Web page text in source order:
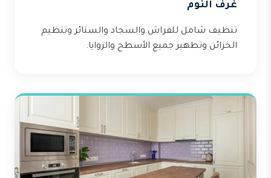
غرف النوم
تنظيف شامل للفراش والسجاد والستائر وتنظيم
الخزائن وتطهير جميع الأسطح والزوايا.